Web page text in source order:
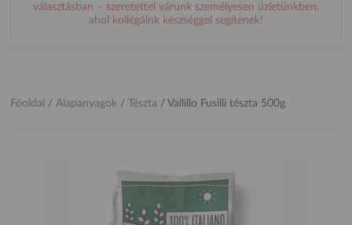
választásban – szeretettel várunk személyesen üzletünkben,
ahol kollégáink készséggel segítenek!
Főoldal /Alapanyagok / Tészta /Vallillo Fusilli tészta 500g